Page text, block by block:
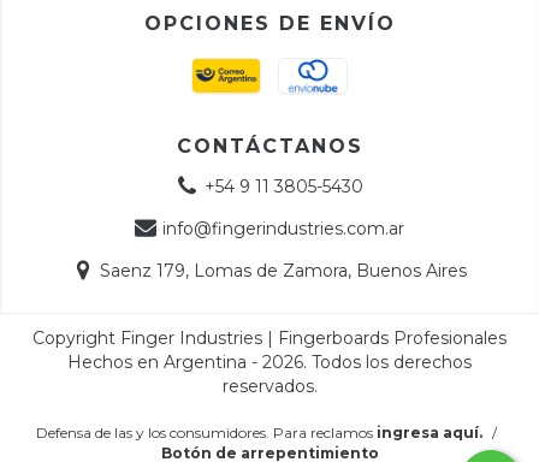
OPCIONES DE ENVÍO
CONTÁCTANOS
+54 9 11 3805-5430
info@fingerindustries.com.ar
Saenz 179, Lomas de Zamora, Buenos Aires
Copyright Finger Industries | Fingerboards Profesionales
Hechos en Argentina - 2026. Todos los derechos
reservados.
Defensa de las y los consumidores. Para reclamos ingresa aquí. /
Botón de arrepentimiento